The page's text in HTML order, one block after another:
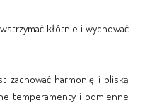
kłótnie i wychować
zachować harmonię i bliską
temperamenty i odmienne